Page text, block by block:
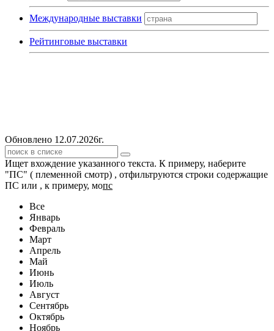
Международные выставки
Рейтинговые выставки
Обновлено 12.07.2026г.
Ищет вхождение указанного текста. К примеру, наберите
"ПС" ( племенной смотр) , отфильтруются строки содержащие
ПС или , к примеру, мопс
Все
Январь
Февраль
Март
Апрель
Май
Июнь
Июль
Август
Сентябрь
Октябрь
Ноябрь